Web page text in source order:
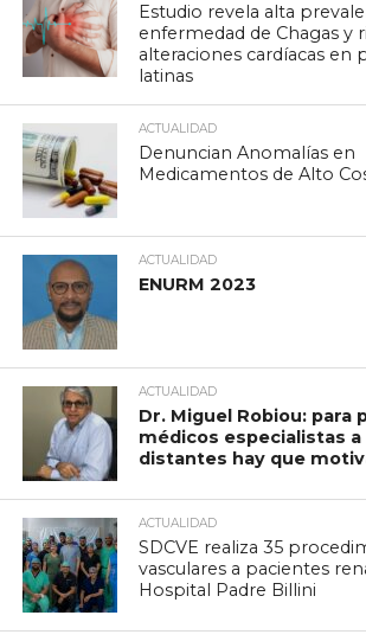
Estudio revela alta
enfermedad de Chagas y
alteraciones cardíacas en
latinas
ACTUALIDAD
Denuncian Anomalías en
Medicamentos de Alto
ACTUALIDAD
ENURM 2023
ACTUALIDAD
Dr. Miguel Robiou: para
médicos especialistas a
distantes hay que
ACTUALIDAD
SDCVE realiza 35
vasculares a pacientes
Hospital Padre Billini